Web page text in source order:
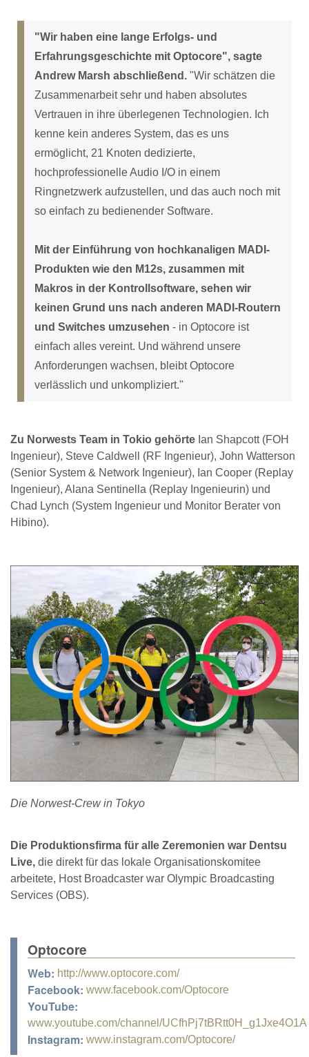
"Wir haben eine lange Erfolgs- und
Erfahrungsgeschichte mit Optocore", sagte
Andrew Marsh abschließend. "Wir schätzen die
Zusammenarbeit sehr und haben absolutes
Vertrauen in ihre überlegenen Technologien. Ich
kenne kein anderes System, das es uns
ermöglicht, 21 Knoten dedizierte,
hochprofessionelle Audio I/O in einem
Ringnetzwerk aufzustellen, und das auch noch mit
so einfach zu bedienender Software.
Mit der Einführung von hochkanaligen MADI-
Produkten wie den M12s, zusammen mit
Makros in der Kontrollsoftware, sehen wir
keinen Grund uns nach anderen MADI-Routern
und Switches umzusehen - in Optocore ist
einfach alles vereint. Und während unsere
Anforderungen wachsen, bleibt Optocore
verlässlich und unkompliziert."
Zu Norwests Team in Tokio gehörte Ian Shapcott (FOH
Ingenieur), Steve Caldwell (RF Ingenieur), John Watterson
(Senior System & Network Ingenieur), Ian Cooper (Replay
Ingenieur), Alana Sentinella (Replay Ingenieurin) und
Chad Lynch (System Ingenieur und Monitor Berater von
Hibino).
Die Norwest-Crew in Tokyo
Die Produktionsfirma für alle Zeremonien war Dentsu
Live, die direkt für das lokale Organisationskomitee
arbeitete, Host Broadcaster war Olympic Broadcasting
Services (OBS).
Optocore
Web: http://www.optocore.com/
Facebook: www.facebook.com/Optocore
YouTube:
www.youtube.com/channel/UCfhPj7tBRtt0H_g1Jxe4O1A
Instagram: www.instagram.com/Optocore/